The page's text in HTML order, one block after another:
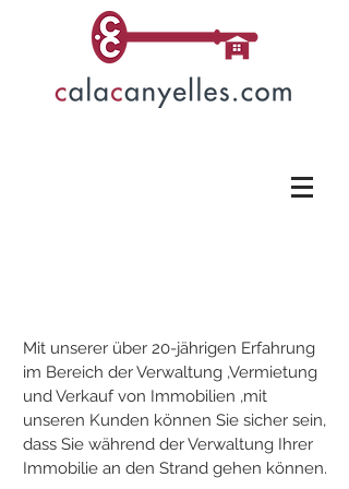
Mit unserer über 20-jährigen Erfahrung
im Bereich der Verwaltung ,Vermietung
und Verkauf von Immobilien ,mit
unseren Kunden können Sie sicher sein,
dass Sie während der Verwaltung Ihrer
Immobilie an den Strand gehen können.